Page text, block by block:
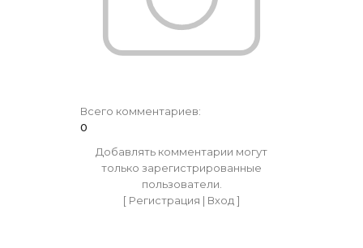
Всего комментариев:
0
Добавлять комментарии могут
только зарегистрированные
пользователи.
[ Регистрация | Вход]